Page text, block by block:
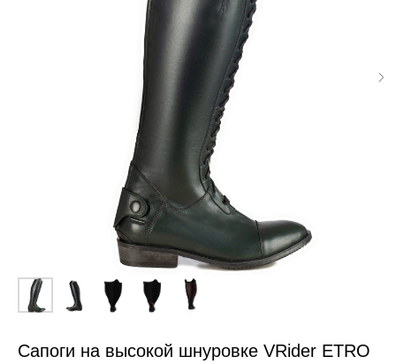
Сапоги на высокой шнуровке VRider ETRO